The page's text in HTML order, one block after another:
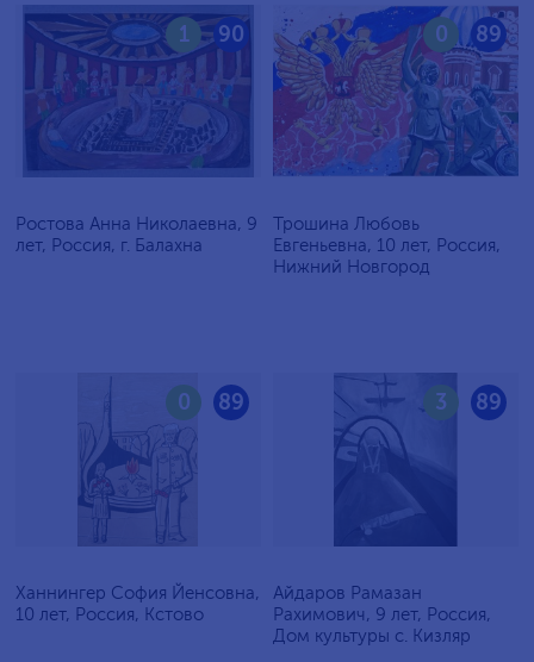
90
1
Ростова Анна Николаевна, 9
лет, Россия, г. Балахна
89
0
Трошина Любовь
Евгеньевна, 10 лет, Россия,
Нижний Новгород
89
0
Ханнингер София Йенсовна,
10 лет, Россия, Кстово
89
3
Айдаров Рамазан
Рахимович, 9 лет, Россия,
Дом культуры с. Кизляр